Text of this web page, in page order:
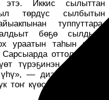
Иккис сылыттан
төрдүс сылбытын
туппуттара.
бөҕө сылдьар.
ураатын таһын кулун
оттоллоругар
түрэҕинэн тириини
— диэн сэһэргиир
тоҥ күөс быстыҥыттан